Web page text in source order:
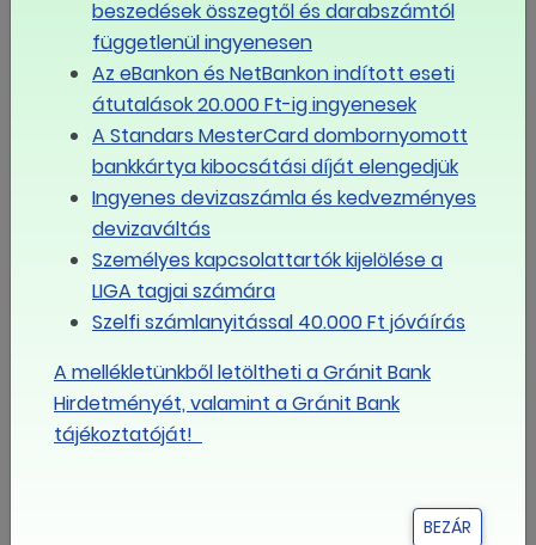
érdekképviseleti szervezetei egymással koalícióra
léphetnek.
(10) Legkésőbb 60 nappal a Tanács képviselői
megbízatásának megszűnését megelőzően az (1)
bekezdésében meghatározott szervezetek kötelesek
benyújtani a Tanács soros elnöke részére a következő
4 évre szóló képviselőjük vagy képviselőik nevét. Nem
kell a Tanácsban történő részvételi jogát igazolni az (1)
bekezdés 4. pont a)-d) alpontja, továbbá 5. és 6. pontja
szerinti szervezeteknek.
megelőző 15 napon belül a soros elnök kiadja a
megbízólevelet az új képviselőknek. A Tanács soros
elnöke a megbízólevelek kiadásával egyidejűleg
(12) Azon szervezet, amely e törvény szerinti tagsági
beszedések összegtől és darabszámtól
függetlenül ingyenesen
Az eBankon és NetBankon indított eseti
átutalások 20.000 Ft-ig ingyenesek
A Standars MesterCard dombornyomott
bankkártya kibocsátási díját elengedjük
Ingyenes devizaszámla és kedvezményes
devizaváltás
Személyes kapcsolattartók kijelölése a
LIGA tagjai számára
Szelfi számlanyitással 40.000 Ft jóváírás
A mellékletünkből letöltheti a Gránit Bank
Hirdetményét, valamint a Gránit Bank
tájékoztatóját!
BEZÁR